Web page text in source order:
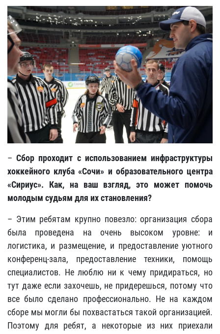
–Сбор проходит с использованием инфраструктуры
хоккейного клуба «Сочи» и образовательного центра
«Сириус». Как, на ваш взгляд, это может помочь
молодым судьям для их становления?
– Этим ребятам крупно повезло: организация сбора
была проведена на очень высоком уровне: и
логистика, и размещение, и предоставление уютного
конференц-зала, предоставление техники, помощь
специалистов. Не люблю ни к чему придираться, но
тут даже если захочешь, не придерешься, потому что
все было сделано профессионально. Не на каждом
сборе мы могли бы похвастаться такой организацией.
Поэтому для ребят, а некоторые из них приехали